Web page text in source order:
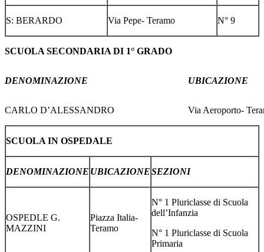
S: BERARDO Via Pepe- Teramo N° 9
SCUOLA SECONDARIA DI 1° GRADO
DENOMINAZIONE UBICAZIONE
CARLO D’ALESSANDRO Via Aeroporto-
SCUOLA IN OSPEDALE
DENOMINAZIONE UBICAZIONESEZIONI
OSPEDLE G.
MAZZINI
Piazza Italia-
Teramo
N° 1 Pluriclasse di Scuola
dell’Infanzia
N° 1 Pluriclasse di Scuola
Primaria